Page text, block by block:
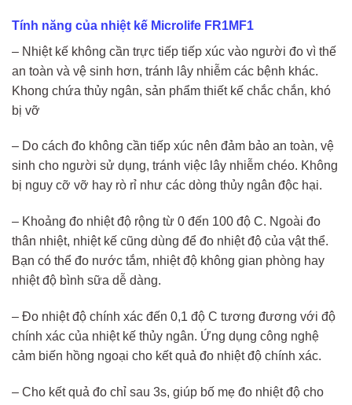
Tính năng của nhiệt kế Microlife FR1MF1
– Nhiệt kế không cần trực tiếp tiếp xúc vào người đo vì thế
an toàn và vệ sinh hơn, tránh lây nhiễm các bệnh khác.
Khong chứa thủy ngân, sản phẩm thiết kế chắc chắn, khó
bị vỡ
– Do cách đo không cần tiếp xúc nên đảm bảo an toàn, vệ
sinh cho người sử dụng, tránh việc lây nhiễm chéo. Không
bị nguy cỡ vỡ hay rò rỉ như các dòng thủy ngân độc hại.
– Khoảng đo nhiệt độ rộng từ 0 đến 100 độ C. Ngoài đo
thân nhiệt, nhiệt kế cũng dùng để đo nhiệt độ của vật thể.
Bạn có thể đo nước tắm, nhiệt độ không gian phòng hay
nhiệt độ bình sữa dễ dàng.
– Đo nhiệt độ chính xác đến 0,1 độ C tương đương với độ
chính xác của nhiệt kế thủy ngân. Ứng dụng công nghệ
cảm biến hồng ngoại cho kết quả đo nhiệt độ chính xác.
– Cho kết quả đo chỉ sau 3s, giúp bố mẹ đo nhiệt độ cho